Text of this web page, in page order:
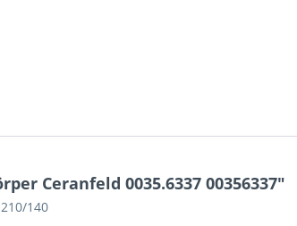
Ceranfeld 0035.6337 00356337"
140